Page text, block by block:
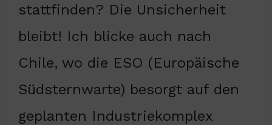
stattfinden? Die Unsicherheit
bleibt! Ich blicke auch nach
Chile, wo die ESO (Europäische
Südsternwarte) besorgt auf den
geplanten Industriekomplex